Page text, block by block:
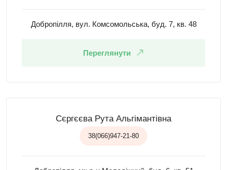
Добропілля, вул. Комсомольська, буд. 7, кв. 48
Переглянути
Сєргєєва Рута Альгімантівна
38(066)947-21-80